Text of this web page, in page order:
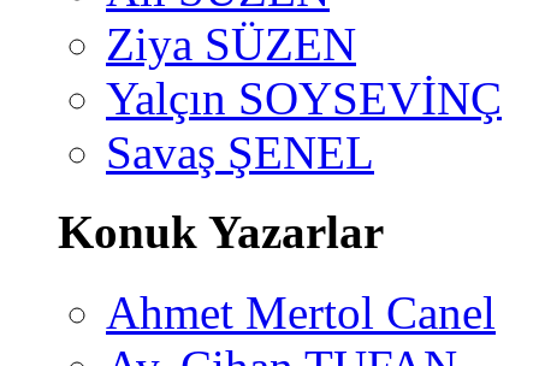
Ziya SÜZEN
Yalçın SOYSEVİNÇ
Savaş ŞENEL
Konuk Yazarlar
Ahmet Mertol Canel